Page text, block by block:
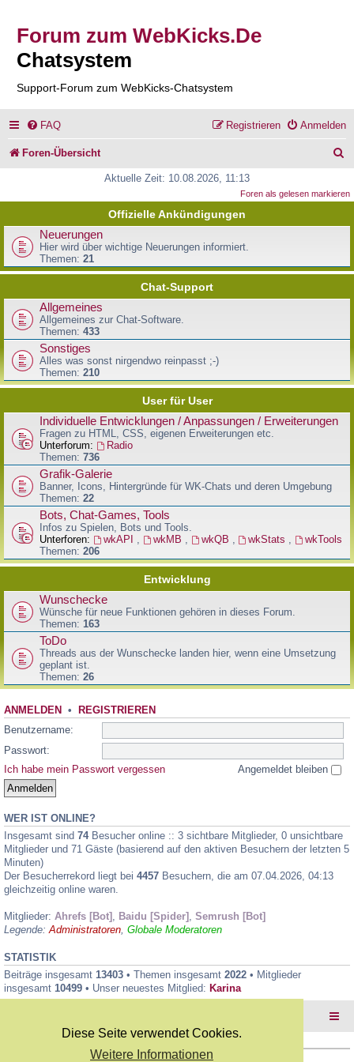
Diese Seite verwendet Cookies.
Weitere Informationen
Forum zum WebKicks.De
Chatsystem
Support-Forum zum WebKicks-Chatsystem
FAQ Anmelden
Registrieren
Foren-Übersicht
c
Aktuelle Zeit: 10.08.2026, 11:13
Foren als gelesen markieren
Offizielle Ankündigungen
Neuerungen
Hier wird über wichtige Neuerungen informiert.
Themen: 21
Chat-Support
Allgemeines
Allgemeines zur Chat-Software.
Themen: 433
Sonstiges
Alles was sonst nirgendwo reinpasst ;-)
Themen: 210
User für User
Individuelle Entwicklungen / Anpassungen / Erweiterungen
Fragen zu HTML, CSS, eigenen Erweiterungen etc.
Unterforum:
Radio
Themen: 736
Grafik-Galerie
Banner, Icons, Hintergründe für WK-Chats und deren Umgebung
Themen: 22
Bots, Chat-Games, Tools
Infos zu Spielen, Bots und Tools.
Unterforen:
wkAPI , wkMB , wkQB , wkStats ,
wkTools
Themen: 206
Entwicklung
Wunschecke
Wünsche für neue Funktionen gehören in dieses Forum.
Themen: 163
ToDo
Threads aus der Wunschecke landen hier, wenn eine Umsetzung
geplant ist.
Themen: 26
ANMELDEN • REGISTRIEREN
Benutzername:
Passwort:
Ich habe mein Passwort vergessen
Angemeldet bleiben
WER IST ONLINE?
Insgesamt sind 74Besucher online :: 3 sichtbare Mitglieder, 0 unsichtbare
Mitglieder und 71 Gäste (basierend auf den aktiven Besuchern der letzten 5
Minuten)
Der Besucherrekord liegt bei 4457 Besuchern, die am 07.04.2026, 04:13
gleichzeitig online waren.
Mitglieder: Ahrefs [Bot] , Baidu [Spider] , Semrush [Bot]
Legende:Administratoren, Globale Moderatoren
STATISTIK
Beiträge insgesamt 13403 • Themen insgesamt 2022 • Mitglieder
insgesamt 10499 • Unser neuestes Mitglied: Karina